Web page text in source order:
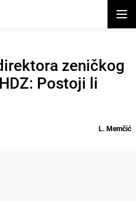
zeničkog
Postoji li
L. Memčić